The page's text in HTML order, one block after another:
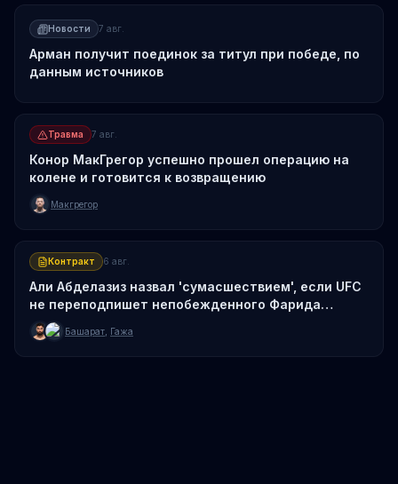
Новости 7 авг.
Арман получит поединок за титул при победе, по
данным источников
Травма 7 авг.
Конор МакГрегор успешно прошел операцию на
колене и готовится к возвращению
Макгрегор
Контракт 6 авг.
Али Абделазиз назвал 'сумасшествием', если UFC
не переподпишет непобежденного Фарида
Башарата
Башарат Гажа